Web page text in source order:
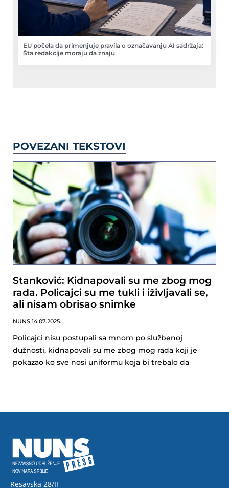
EU počela da primenjuje pravila o označavanju AI sadržaja:
Šta redakcije moraju da znaju
POVEZANI TEKSTOVI
Stanković: Kidnapovali su me zbog mog
rada. Policajci su me tukli i iživljavali se,
ali nisam obrisao snimke
NUNS 14.07.2025.
Policajci nisu postupali sa mnom po službenoj
dužnosti, kidnapovali su me zbog mog rada koji je
pokazao ko sve nosi uniformu koja bi trebalo da
Resavska 28/II